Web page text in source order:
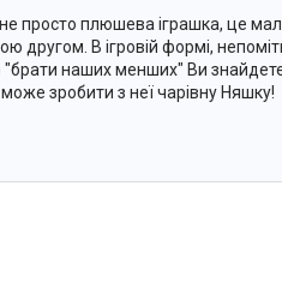
просто плюшева іграшка, це
другом. В ігровій формі,
"брати наших менших" Ви
зробити з неї чарівну Няшку!